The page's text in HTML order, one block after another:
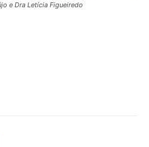
e Dra Letícia Figueiredo